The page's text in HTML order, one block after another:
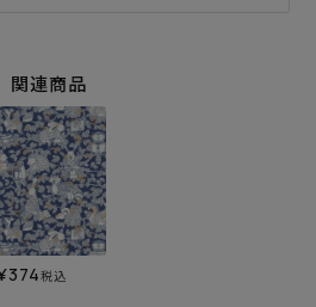
関連商品
374税込